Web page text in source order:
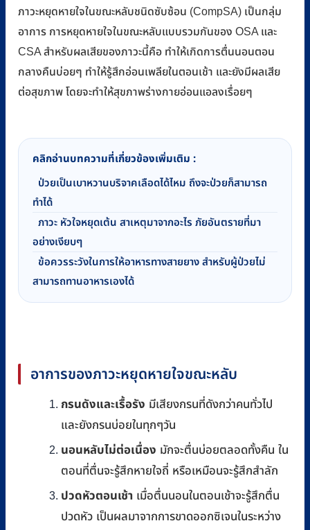
ภาวะหยุดหายใจในขณะหลับชนิดซับซ้อน (CompSA) เป็นกลุ่ม
อาการ การหยุดหายใจในขณะหลับแบบรวมกันของ OSA และ
CSA สำหรับผลเสียของภาวะนี้คือ ทำให้เกิดการตื่นนอนตอน
กลางคืนบ่อยๆ ทำให้รู้สึกอ่อนเพลียในตอนเช้า และยังมีผลเสีย
ต่อสุขภาพ โดยจะทำให้สุขภาพร่างกายอ่อนแอลงเรื่อยๆ
คลิกอ่านบทความที่เกี่ยวข้องเพิ่มเติม :
ป่วยเป็นเบาหวานบริจาคเลือดได้ไหม ถึงจะป่วยก็สามารถ
ทำได้
ภาวะ หัวใจหยุดเต้น สาเหตุมาจากอะไร ภัยอันตรายที่มา
อย่างเงียบๆ
ข้อควรระวังในการให้อาหารทางสายยาง สำหรับผู้ป่วยไม่
สามารถทานอาหารเองได้
อาการของภาวะหยุดหายใจขณะหลับ
กรนดังและเรื้อรัง มีเสียงกรนที่ดังกว่าคนทั่วไป
และยังกรนบ่อยในทุกๆวัน
นอนหลับไม่ต่อเนื่อง มักจะตื่นบ่อยตลอดทั้งคืน ใน
ตอนที่ตื่นจะรู้สึกหายใจถี่ หรือเหมือนจะรู้สึกสำลัก
ปวดหัวตอนเช้า เมื่อตื่นนอนในตอนเช้าจะรู้สึกตื่น
ปวดหัว เป็นผลมาจากการขาดออกซิเจนในระหว่าง